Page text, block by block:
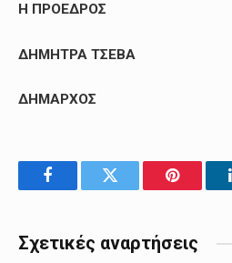
Η ΠΡΟΕΔΡΟΣ
ΔΗΜΗΤΡΑ ΤΣΕΒΑ
ΔΗΜΑΡΧΟΣ
FacebookTwitter Pinterest
Σχετικές αναρτήσεις